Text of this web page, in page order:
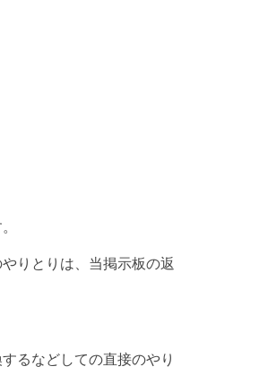
りとりは、当掲示板の返
るなどしての直接のやり